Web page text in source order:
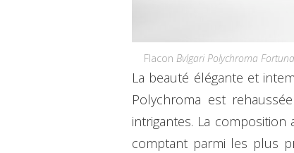
Flacon Bvlgari Polychroma
La beauté élégante et
Polychroma est
intrigantes. La
comptant parmi les plus